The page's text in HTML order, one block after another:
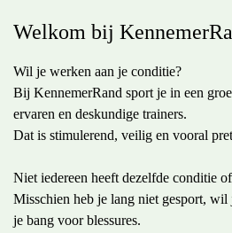
Welkom bij
Wil je werken aan je conditie?
Bij KennemerRand sport je in een
ervaren en deskundige trainers.
Dat is stimulerend, veilig en vooral
Niet iedereen heeft dezelfde conditie
Misschien heb je lang niet gesport,
je bang voor blessures.